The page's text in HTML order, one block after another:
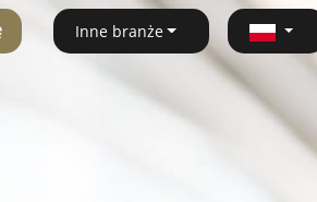
Inne branże